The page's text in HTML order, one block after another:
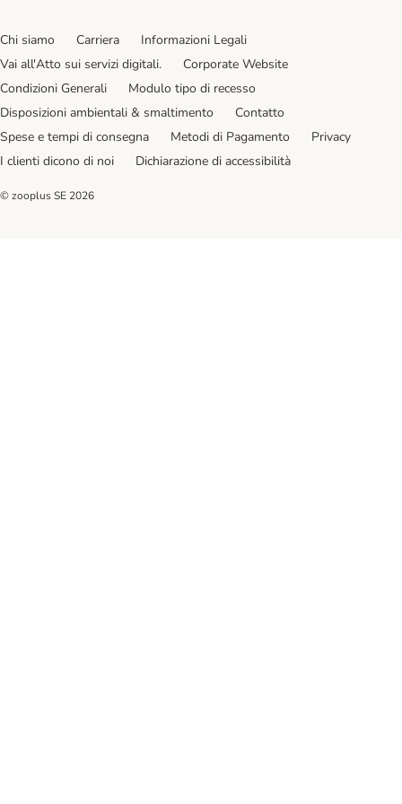
Chi siamo Carriera
Informazioni Legali
Vai all'Atto sui servizi digitali.
Corporate Website
Condizioni Generali
Modulo tipo di recesso
Disposizioni ambientali & smaltimento
Contatto
Spese e tempi di consegna
Metodi di Pagamento
Privacy
I clienti dicono di noi
Dichiarazione di accessibilità
© zooplus SE 2026